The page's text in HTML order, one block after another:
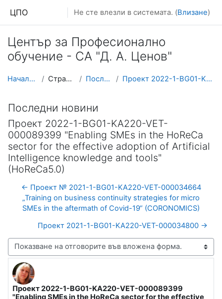
ЦПО Не сте влезли в системата. (Влизане)
Център за Професионално
обучение - СА "Д. А. Ценов"
Начална страница Страници от сайта Последни новини Проект 2022-1-BG01-KA220-VET-000089399 "Enabling S...
Последни новини
Проект 2022-1-BG01-KA220-VET-
000089399 "Enabling SMEs in the HoReCa
sector for the effective adoption of Artificial
Intelligence knowledge and tools"
(HoReCa5.0)
← Проект № 2021-1-BG01-KA220-VET-000034664
„Training on business continuity strategies for micro
SMEs in the aftermath of Covid-19“ (CORONOMICS)
Проект 2021-1-BG01-KA220-VET-000034800 →
Начин на показване
Проект 2022-1-BG01-KA220-VET-000089399
"Enabling SMEs in the HoReCa sector for the effective
Number of replies: 0